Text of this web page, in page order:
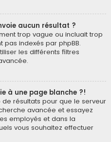
aucun résultat ?
trop vague ou incluait trop
indexés par phpBB.
les différents filtres
à une page blanche ?!
résultats pour que le serveur
avancée et essayez
employés et dans la
vous souhaitez effectuer